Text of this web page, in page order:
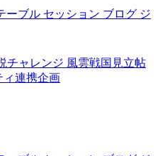
ーブル セッション ブログ ジ
チャレンジ 風雲戦国見立帖
ィ連携企画